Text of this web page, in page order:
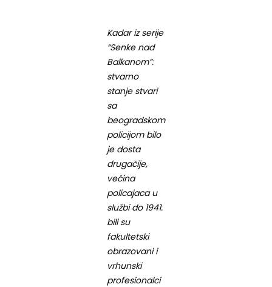
Kadar iz serije
“Senke nad
Balkanom”:
stvarno
stanje stvari
sa
beogradskom
policijom bilo
je dosta
drugačije,
većina
policajaca u
službi do 1941.
bili su
fakultetski
obrazovani i
vrhunski
profesionalci